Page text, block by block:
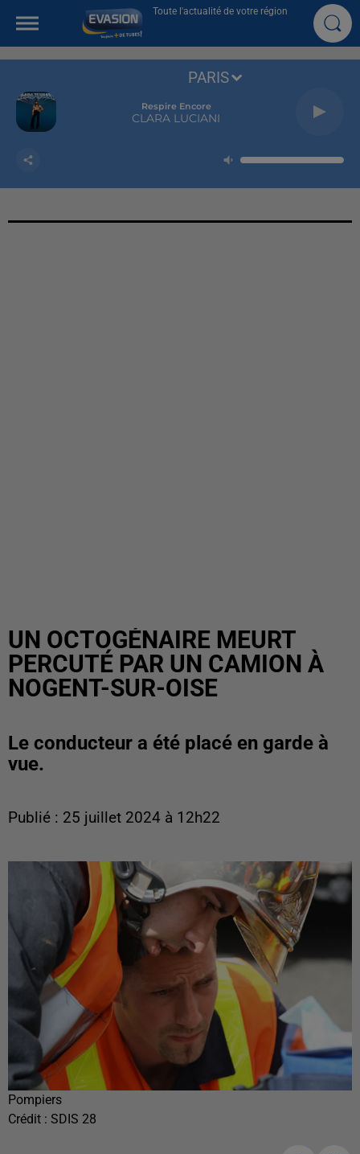
Toute l'actualité de votre région
Respire Encore
CLARA LUCIANI
PARIS
UN OCTOGÉNAIRE MEURT
PERCUTÉ PAR UN CAMION À
NOGENT-SUR-OISE
Le conducteur a été placé en garde à
vue.
Publié : 25 juillet 2024 à 12h22
Pompiers
Crédit : SDIS 28